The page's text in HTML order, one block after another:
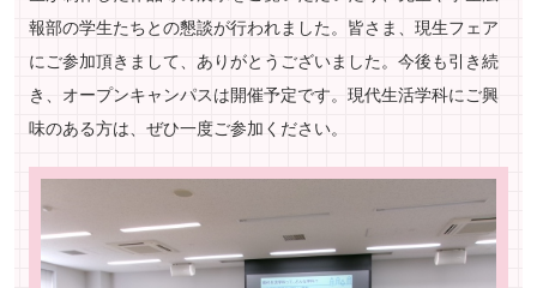
報部の学生たちとの懇談が行われました。皆さま、現生フェア
にご参加頂きまして、ありがとうございました。今後も引き続
き、オープンキャンパスは開催予定です。現代生活学科にご興
味のある方は、ぜひ一度ご参加ください。